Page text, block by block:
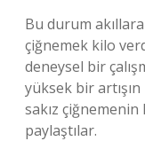
Bu durum
çiğnemek kilo
deneysel bir
yüksek bir
sakız
paylaştılar.